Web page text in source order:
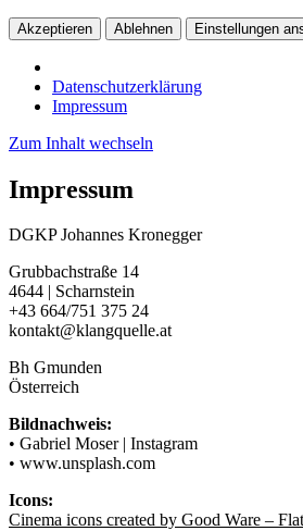
Akzeptieren Ablehnen Einstellungen
Datenschutzerklärung
Impressum
Zum Inhalt wechseln
Impressum
DGKP Johannes Kronegger
Grubbachstraße 14
4644 | Scharnstein
+43 664/751 375 24
kontakt@klangquelle.at
Bh Gmunden
Österreich
Bildnachweis:
• Gabriel Moser | Instagram
• www.unsplash.com
Icons:
Cinema icons created by Good Ware –